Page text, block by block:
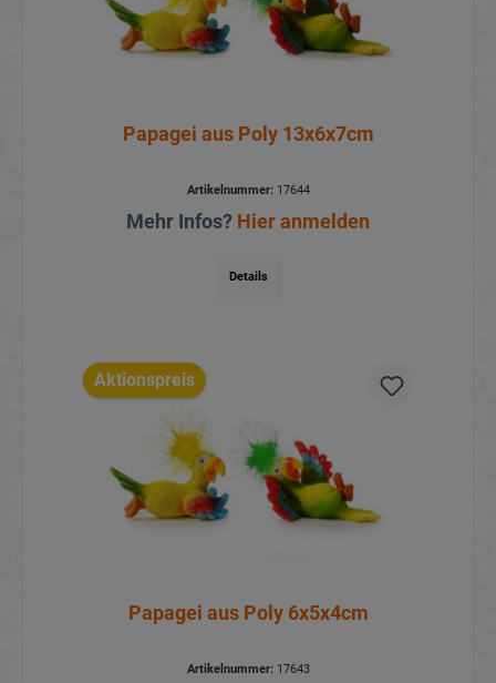
Papagei aus Poly 13x6x7cm
Artikelnummer:17644
Mehr Infos? Hier anmelden
Details
Aktionspreis
Papagei aus Poly 6x5x4cm
Artikelnummer:17643